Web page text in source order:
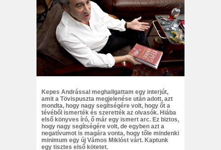
Kepes Andrással meghallgattam egy interjút,
amit a Tövispuszta megjelenése után adott, azt
mondta, hogy nagy segítségére volt, hogy őt a
tévéből ismerték és szerették az olvasók. Hiába
első könyves író, ő már egy ismert arc. Ez biztos,
hogy nagy segítségére volt, de egyben azt a
negatívumot is magára vonta, hogy tőle mindenki
minimum egy új Vámos Miklóst várt. Kaptunk
egy tisztes első kötetet.